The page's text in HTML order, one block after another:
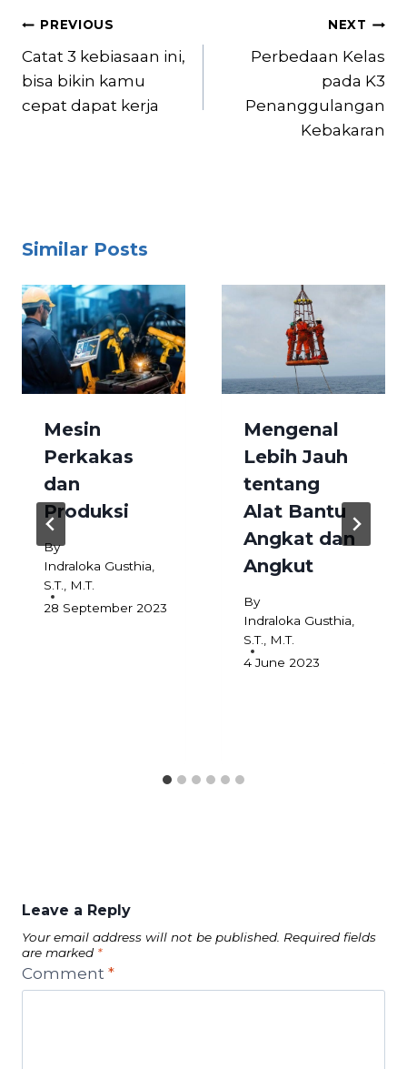
Post
navigation
PREVIOUS
Catat 3 kebiasaan ini,
bisa bikin kamu
cepat dapat kerja
NEXT
Perbedaan Kelas
pada K3
Penanggulangan
Kebakaran
Similar Posts
Mesin
Perkakas
dan
Produksi
By
Indraloka Gusthia,
S.T., M.T.
28 September 2023
Mengenal
Lebih Jauh
tentang
Alat Bantu
Angkat dan
Angkut
By
Indraloka Gusthia,
S.T., M.T.
4 June 2023
Leave a Reply
Your email address will not be published. Required fields
are marked *
Comment *